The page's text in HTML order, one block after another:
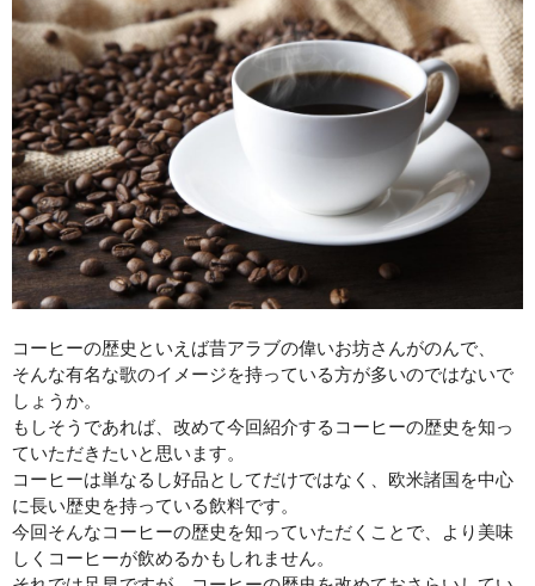
コーヒーの歴史といえば昔アラブの偉いお坊さんがのんで、
そんな有名な歌のイメージを持っている方が多いのではないで
しょうか。
もしそうであれば、改めて今回紹介するコーヒーの歴史を知っ
ていただきたいと思います。
コーヒーは単なるし好品としてだけではなく、欧米諸国を中心
に長い歴史を持っている飲料です。
今回そんなコーヒーの歴史を知っていただくことで、より美味
しくコーヒーが飲めるかもしれません。